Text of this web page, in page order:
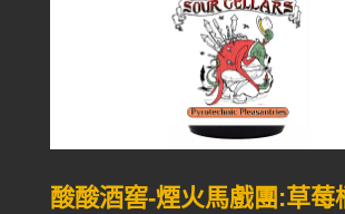
酸酸酒窖-煙火馬戲團:草莓